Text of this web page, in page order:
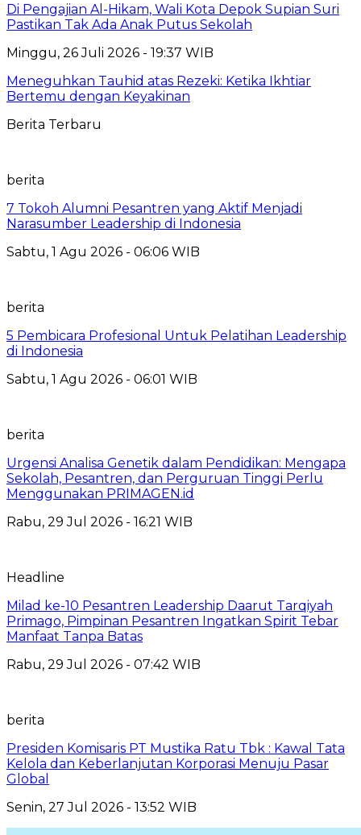
Di Pengajian Al-Hikam, Wali Kota Depok Supian Suri
Pastikan Tak Ada Anak Putus Sekolah
Minggu, 26 Juli 2026 - 19:37 WIB
Meneguhkan Tauhid atas Rezeki: Ketika Ikhtiar
Bertemu dengan Keyakinan
Berita Terbaru
berita
7 Tokoh Alumni Pesantren yang Aktif Menjadi
Narasumber Leadership di Indonesia
Sabtu, 1 Agu 2026 - 06:06 WIB
berita
5 Pembicara Profesional Untuk Pelatihan Leadership
di Indonesia
Sabtu, 1 Agu 2026 - 06:01 WIB
berita
Urgensi Analisa Genetik dalam Pendidikan: Mengapa
Sekolah, Pesantren, dan Perguruan Tinggi Perlu
Menggunakan PRIMAGEN.id
Rabu, 29 Jul 2026 - 16:21 WIB
Headline
Milad ke-10 Pesantren Leadership Daarut Tarqiyah
Primago, Pimpinan Pesantren Ingatkan Spirit Tebar
Manfaat Tanpa Batas
Rabu, 29 Jul 2026 - 07:42 WIB
berita
Presiden Komisaris PT Mustika Ratu Tbk : Kawal Tata
Kelola dan Keberlanjutan Korporasi Menuju Pasar
Global
Senin, 27 Jul 2026 - 13:52 WIB